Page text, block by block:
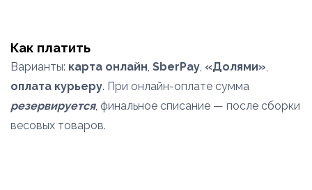
Как платить
Варианты: карта онлайн, SberPay, «Долями»,
оплата курьеру. При онлайн-оплате сумма
резервируется, финальное списание — после сборки
весовых товаров.